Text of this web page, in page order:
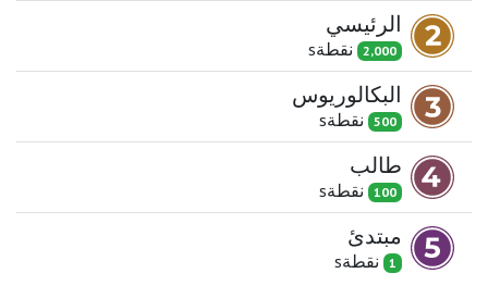
الرئيسي
2,000 نقطةs
البكالوريوس
500 نقطةs
طالب
100 نقطةs
مبتدئ
1 نقطةs